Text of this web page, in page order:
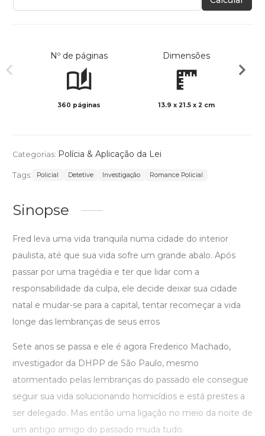
Nº de páginas
360 páginas
Dimensões
13.9 x 21.5 x 2 cm
Categorias: Polícia & Aplicação da Lei
Tags: Policial Detetive Investigação Romance Policial
Sinopse
Fred leva uma vida tranquila numa cidade do interior
paulista, até que sua vida sofre um grande abalo. Após
passar por uma tragédia e ter que lidar com a
responsabilidade da culpa, ele decide deixar sua cidade
natal e mudar-se para a capital, tentar recomeçar a vida
longe das lembranças de seus erros
Sete anos se passa e ele é agora Frederico Machado,
investigador da DHPP de São Paulo, mesmo
atormentado pelas lembranças do passado ele consegue
seguir sua vida solucionando homicídios e está prestes a
ser delegado. Mas então uma ligação no meio da noite de
um antigo amigo do passado muda tudo.